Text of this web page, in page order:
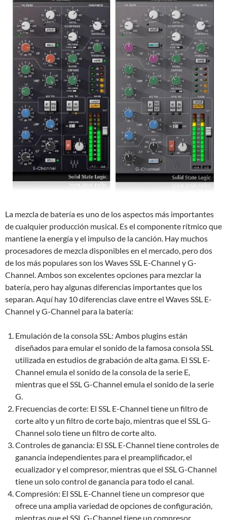
La mezcla de batería es uno de los aspectos más importantes
de cualquier producción musical. Es el componente rítmico que
mantiene la energía y el impulso de la canción. Hay muchos
procesadores de mezcla disponibles en el mercado, pero dos
de los más populares son los Waves SSL E-Channel y G-
Channel. Ambos son excelentes opciones para mezclar la
batería, pero hay algunas diferencias importantes que los
separan. Aquí hay 10 diferencias clave entre el Waves SSL E-
Channel y G-Channel para la batería:
Emulación de la consola SSL: Ambos plugins están
diseñados para emular el sonido de la famosa consola SSL
utilizada en estudios de grabación de alta gama. El SSL E-
Channel emula el sonido de la consola de la serie E,
mientras que el SSL G-Channel emula el sonido de la serie
G.
Frecuencias de corte: El SSL E-Channel tiene un filtro de
corte alto y un filtro de corte bajo, mientras que el SSL G-
Channel solo tiene un filtro de corte alto.
Controles de ganancia: El SSL E-Channel tiene controles de
ganancia independientes para el preamplificador, el
ecualizador y el compresor, mientras que el SSL G-Channel
tiene un solo control de ganancia para todo el canal.
Compresión: El SSL E-Channel tiene un compresor que
ofrece una amplia variedad de opciones de configuración,
mientras que el SSL G-Channel tiene un compresor